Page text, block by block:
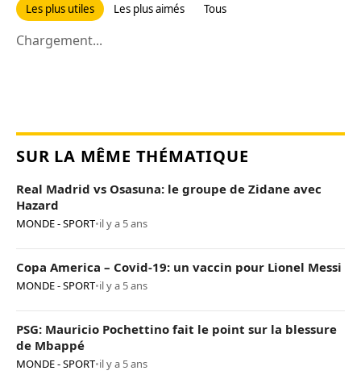
Les plus utiles Les plus aimés Tous
Chargement...
SUR LA MÊME THÉMATIQUE
Real Madrid vs Osasuna: le groupe de Zidane avec
Hazard
MONDE - SPORT•il y a 5 ans
Copa America – Covid-19: un vaccin pour Lionel Messi
MONDE - SPORT•il y a 5 ans
PSG: Mauricio Pochettino fait le point sur la blessure
de Mbappé
MONDE - SPORT•il y a 5 ans